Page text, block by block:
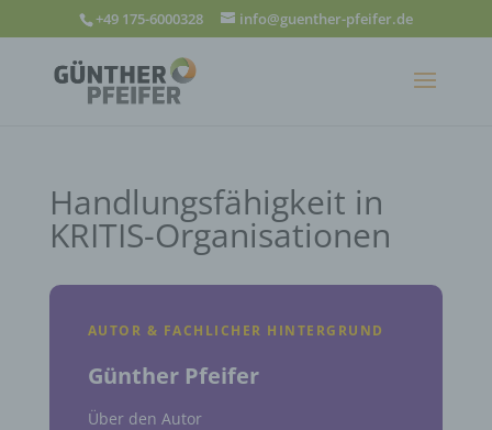
+49 175-6000328 info@guenther-pfeifer.de
Handlungsfähigkeit in
KRITIS-Organisationen
AUTOR & FACHLICHER HINTERGRUND
Günther Pfeifer
Über den Autor